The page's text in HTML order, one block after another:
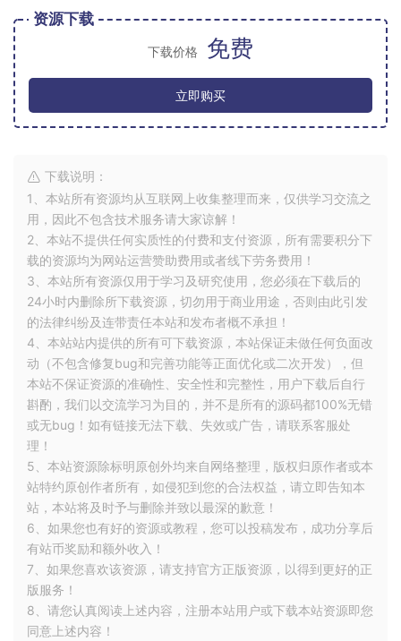
资源下载
下载价格 免费
立即购买
下载说明：
1、本站所有资源均从互联网上收集整理而来，仅供学习交流之
用，因此不包含技术服务请大家谅解！
2、本站不提供任何实质性的付费和支付资源，所有需要积分下
载的资源均为网站运营赞助费用或者线下劳务费用！
3、本站所有资源仅用于学习及研究使用，您必须在下载后的
24小时内删除所下载资源，切勿用于商业用途，否则由此引发
的法律纠纷及连带责任本站和发布者概不承担！
4、本站站内提供的所有可下载资源，本站保证未做任何负面改
动（不包含修复bug和完善功能等正面优化或二次开发），但
本站不保证资源的准确性、安全性和完整性，用户下载后自行
斟酌，我们以交流学习为目的，并不是所有的源码都100%无错
或无bug！如有链接无法下载、失效或广告，请联系客服处
理！
5、本站资源除标明原创外均来自网络整理，版权归原作者或本
站特约原创作者所有，如侵犯到您的合法权益，请立即告知本
站，本站将及时予与删除并致以最深的歉意！
6、如果您也有好的资源或教程，您可以投稿发布，成功分享后
有站币奖励和额外收入！
7、如果您喜欢该资源，请支持官方正版资源，以得到更好的正
版服务！
8、请您认真阅读上述内容，注册本站用户或下载本站资源即您
同意上述内容！